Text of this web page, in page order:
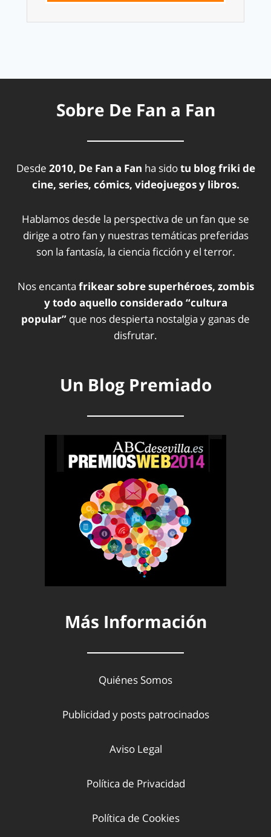
Sobre De Fan a Fan
Desde 2010, De Fan a Fan ha sidotu blog friki de
cine, series, cómics, videojuegos y libros.
Hablamos desde la perspectiva de un fan que se
dirige a otro fan y nuestras temáticas preferidas
son la fantasía, la ciencia ficción y el terror.
Nos encanta frikear sobre superhéroes, zombis
y todo aquello considerado “cultura
popular” que nos despierta nostalgia y ganas de
disfrutar.
Un Blog Premiado
Más Información
Quiénes Somos
Publicidad y posts patrocinados
Aviso Legal
Política de Privacidad
Política de Cookies